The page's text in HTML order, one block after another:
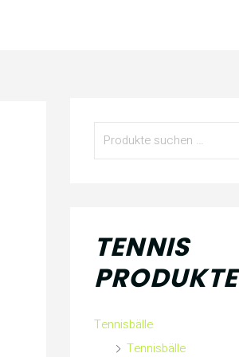
e
n
TENNIS
PRODUKTE
Tennisbälle
Tennisbälle